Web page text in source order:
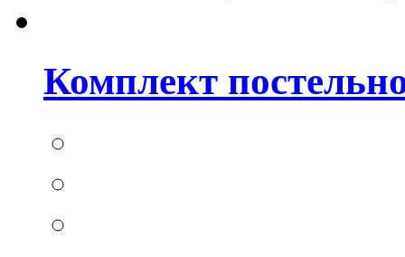
Комплект